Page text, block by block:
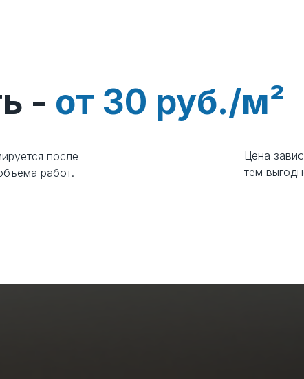
Цена
тем
после
работ.
- от 30 руб./м²